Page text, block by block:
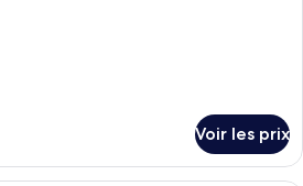
Voir les prix